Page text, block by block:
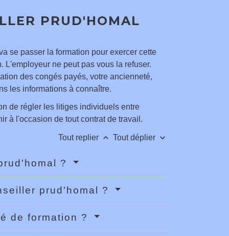
PRUD'HOMAL
se passer la formation pour exercer cette
L'employeur ne peut pas vous la refuser.
des congés payés, votre ancienneté,
les informations à connaître.
de régler les litiges individuels entre
à l'occasion de tout contrat de travail.
Tout replier keyboard_arrow_up Tout déplier keyboard_arrow_down
?
prud'homal ?
de formation ?